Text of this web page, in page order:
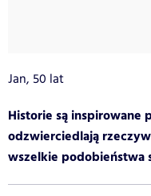
Jan, 50 lat
Historie są inspirowane
odzwierciedlają
wszelkie podobieństwa